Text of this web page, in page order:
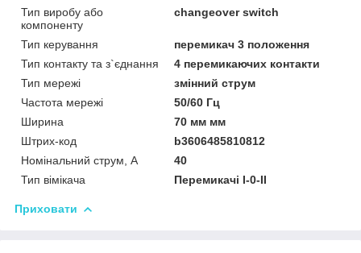
Тип виробу або
компоненту
changeover switch
Тип керування
перемикач 3 положення
Тип контакту та з`єднання
4 перемикаючих контакти
Тип мережі
змінний струм
Частота мережі
50/60 Гц
Ширина
70 мм мм
Штрих-код
b3606485810812
Номінальний струм, А
40
Тип вімікача
Перемикачі I-0-II
Приховати